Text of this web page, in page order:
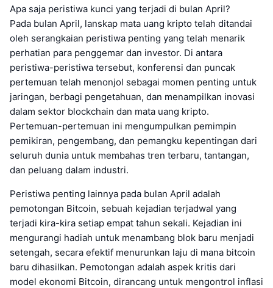
Apa saja peristiwa kunci yang terjadi di bulan April?
Pada bulan April, lanskap mata uang kripto telah ditandai
oleh serangkaian peristiwa penting yang telah menarik
perhatian para penggemar dan investor. Di antara
peristiwa-peristiwa tersebut, konferensi dan puncak
pertemuan telah menonjol sebagai momen penting untuk
jaringan, berbagi pengetahuan, dan menampilkan inovasi
dalam sektor blockchain dan mata uang kripto.
Pertemuan-pertemuan ini mengumpulkan pemimpin
pemikiran, pengembang, dan pemangku kepentingan dari
seluruh dunia untuk membahas tren terbaru, tantangan,
dan peluang dalam industri.
Peristiwa penting lainnya pada bulan April adalah
pemotongan Bitcoin, sebuah kejadian terjadwal yang
terjadi kira-kira setiap empat tahun sekali. Kejadian ini
mengurangi hadiah untuk menambang blok baru menjadi
setengah, secara efektif menurunkan laju di mana bitcoin
baru dihasilkan. Pemotongan adalah aspek kritis dari
model ekonomi Bitcoin, dirancang untuk mengontrol inflasi